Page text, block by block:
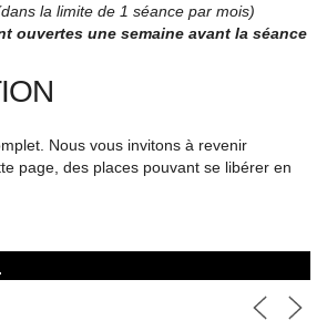
la limite de 1 séance par mois)
ouvertes une semaine avant la séance
Nous vous invitons à revenir
page, des places pouvant se libérer en